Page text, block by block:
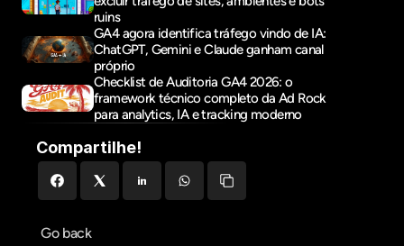
ruins
GA4 agora identifica tráfego vindo de IA:
ChatGPT, Gemini e Claude ganham canal
próprio
Checklist de Auditoria GA4 2026: o
framework técnico completo da Ad Rock
para analytics, IA e tracking moderno
Compartilhe!
Go back